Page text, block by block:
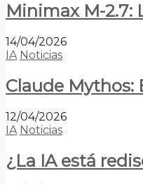
Minimax M-2.7:
14/04/2026
IA Noticias
Claude Mythos:
12/04/2026
IA Noticias
¿La IA está